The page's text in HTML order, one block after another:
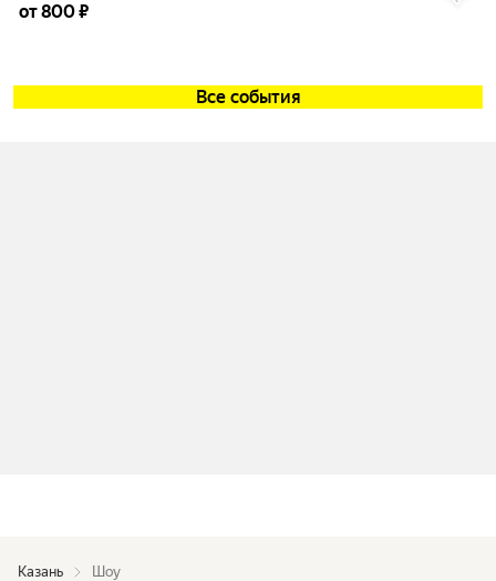
от 800 ₽
Все события
Казань Шоу